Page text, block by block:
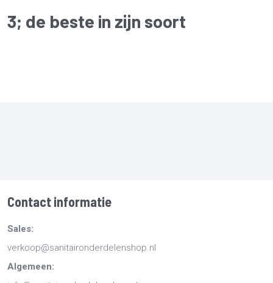
3; de beste in zijn soort
Contact informatie
Sales:
verkoop@sanitaironderdelenshop.nl
Algemeen: